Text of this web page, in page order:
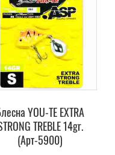
YOU-TE EXTRA
TREBLE 14gr.
(Арт-5900)